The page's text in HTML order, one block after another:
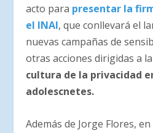
acto para presentar la
el INAI, que conllevará el
nuevas campañas de
otras acciones dirigidas a
cultura de la privacidad
adolescnetes.
Además de Jorge Flores,